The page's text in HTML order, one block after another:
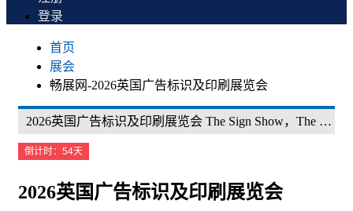
登录
首页
展会
畅展网-2026英国广告标识及印刷展览会
2026英国广告标识及印刷展览会 The Sign Show，The Print Show
倒计时：54天
2026英国广告标识及印刷展览会